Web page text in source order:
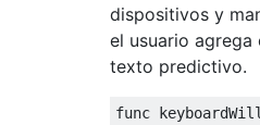
dispositivos y
el usuario
texto predictivo.
func